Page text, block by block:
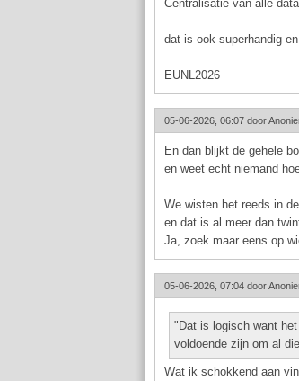
Centralisatie van alle
dat is ook superhandig
EUNL2026
05-06-2026, 06:07 door
En dan blijkt de gehele
en weet echt niemand
We wisten het reeds in
en dat is al meer dan
Ja, zoek maar eens op
05-06-2026, 07:04 door
"Dat is logisch want
voldoende zijn om al
Wat ik schokkend aan